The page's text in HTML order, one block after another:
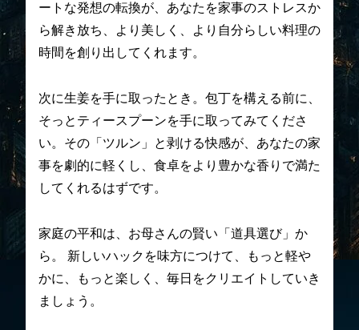
ートな発想の転換が、あなたを家事のストレスか
ら解き放ち、より美しく、より自分らしい料理の
時間を創り出してくれます。
次に生姜を手に取ったとき。包丁を構える前に、
そっとティースプーンを手に取ってみてくださ
い。その「ツルン」と剥ける快感が、あなたの家
事を劇的に軽くし、食卓をより豊かな香りで満た
してくれるはずです。
家庭の平和は、お母さんの賢い「道具選び」か
ら。 新しいハックを味方につけて、もっと軽や
かに、もっと楽しく、毎日をクリエイトしていき
ましょう。